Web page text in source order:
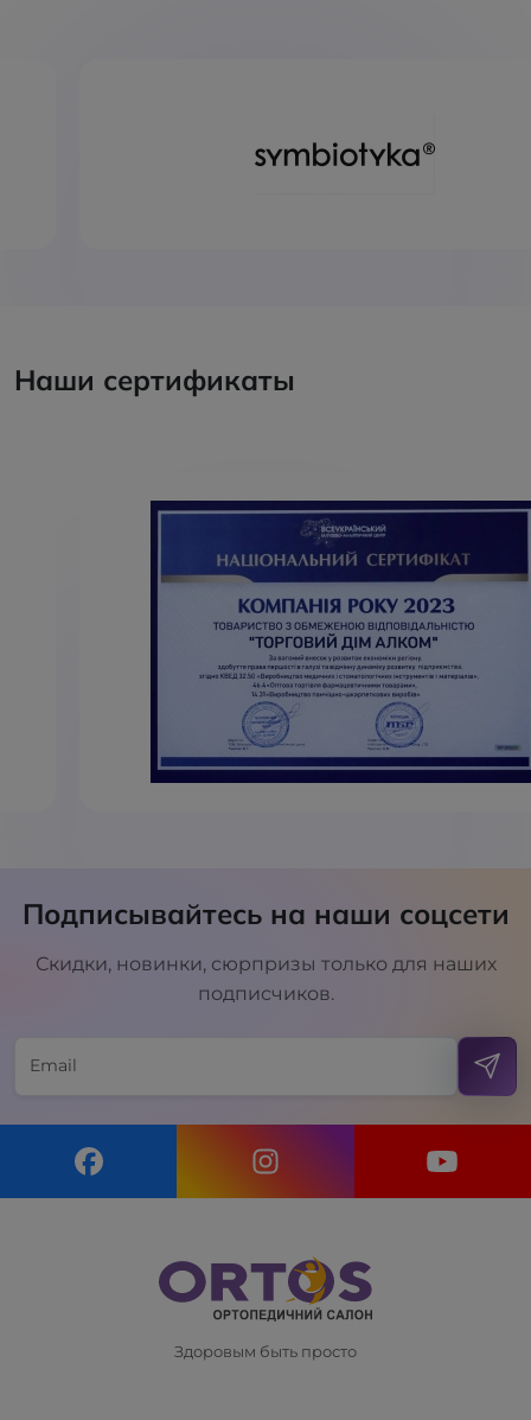
Наши сертификаты
Подписывайтесь на наши соцсети
Скидки, новинки, сюрпризы только для наших
подписчиков.
Здоровым быть просто